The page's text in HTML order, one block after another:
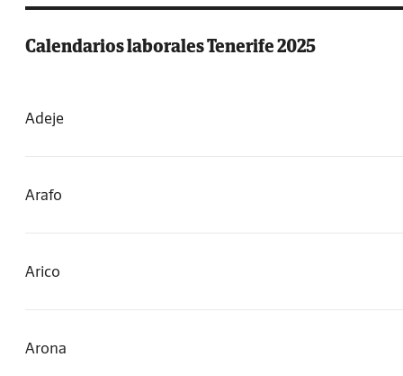
Calendarios laborales Tenerife 2025
Adeje
Arafo
Arico
Arona